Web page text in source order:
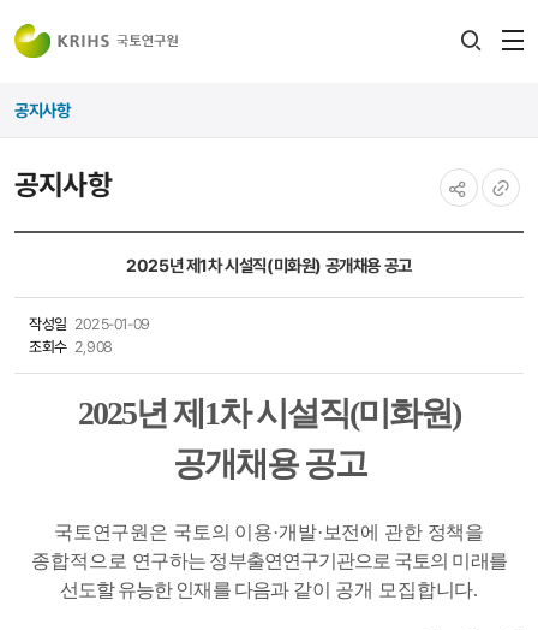
공지사항
공지사항
2025년 제1차 시설직(미화원) 공개채용 공고
작성일 2025-01-09
조회수 2,908
2025년 제 1차 시설직(미화원)
공개채용 공고
국토연구원은 국토의 이용·개발· 보전에 관한 정책을
종합적으로 연구하는 정부출연연구기관으로 국토의 미래를
선도할 유능한 인재를 다음과 같이 공개 모집합니다.